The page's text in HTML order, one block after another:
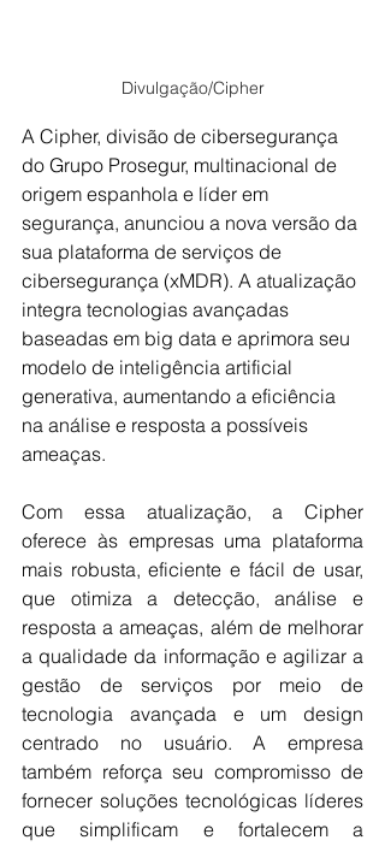
Divulgação/Cipher
A Cipher, divisão de cibersegurança
do Grupo Prosegur, multinacional de
origem espanhola e líder em
segurança, anunciou a nova versão da
sua plataforma de serviços de
cibersegurança (xMDR). A atualização
integra tecnologias avançadas
baseadas em big data e aprimora seu
modelo de inteligência artificial
generativa, aumentando a eficiência
na análise e resposta a possíveis
ameaças.
Com essa atualização, a Cipher
oferece às empresas uma plataforma
mais robusta, eficiente e fácil de usar,
que otimiza a detecção, análise e
resposta a ameaças, além de melhorar
a qualidade da informação e agilizar a
gestão de serviços por meio de
tecnologia avançada e um design
centrado no usuário. A empresa
também reforça seu compromisso de
fornecer soluções tecnológicas líderes
que simplificam e fortalecem a